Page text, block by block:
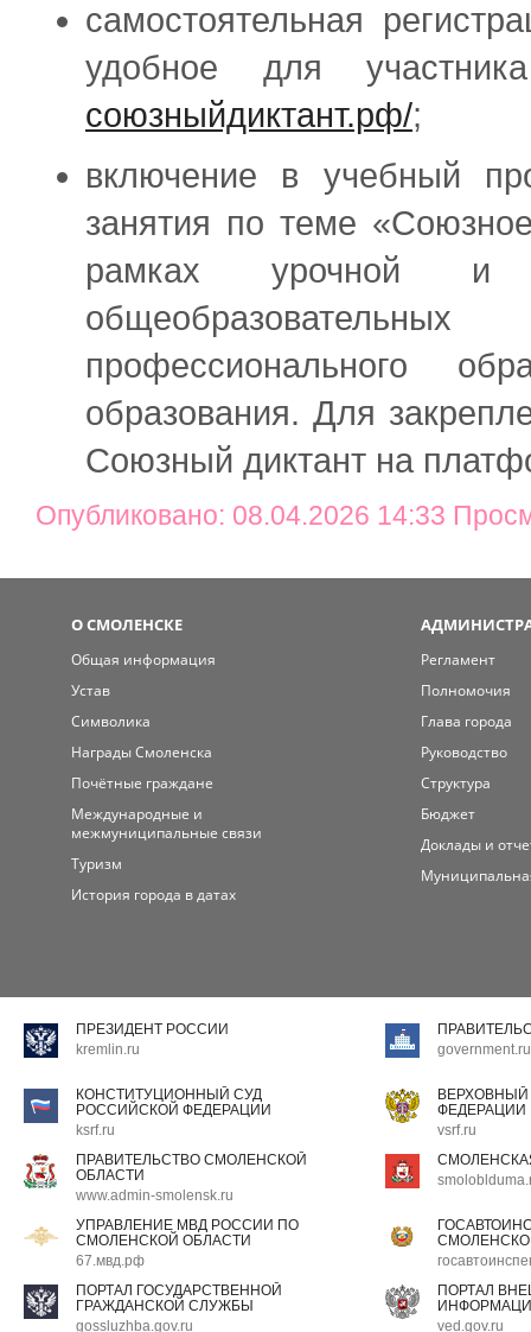
самостоятельная
удобное для
союзныйдиктант.рф/;
включение в учебный
занятия по теме
рамках урочной и
профессионального
образования. Для
Союзный диктант на
Опубликовано: 08.04.2026 14:33
О СМОЛЕНСКЕ
Общая информация
Устав
Символика
Награды Смоленска
Почётные граждане
Международные и
межмуниципальные связи
Туризм
История города в датах
Регламент
Полномочия
Глава города
Руководство
Структура
Бюджет
Доклады и
ПРЕЗИДЕНТ РОССИИ
kremlin.ru
government.ru
КОНСТИТУЦИОННЫЙ СУД
РОССИЙСКОЙ ФЕДЕРАЦИИ
ksrf.ru
ФЕДЕРАЦИИ
vsrf.ru
ПРАВИТЕЛЬСТВО СМОЛЕНСКОЙ
ОБЛАСТИ
www.admin-smolensk.ru
УПРАВЛЕНИЕ МВД РОССИИ ПО
СМОЛЕНСКОЙ ОБЛАСТИ
67.мвд.рф
ПОРТАЛ ГОСУДАРСТВЕННОЙ
ГРАЖДАНСКОЙ СЛУЖБЫ
gossluzhba.gov.ru
ПОРТАЛ
ved.gov.ru